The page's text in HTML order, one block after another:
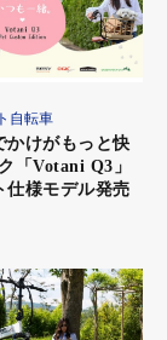
ートライトを搭
自転車
かけがもっと快
「Votani Q3」
仕様モデル発売